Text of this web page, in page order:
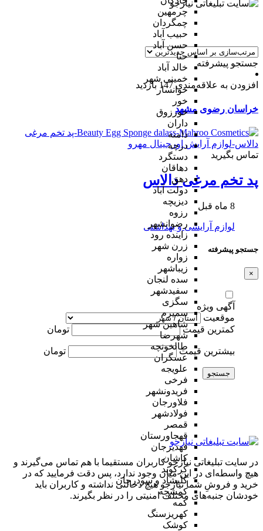
چرمهین
چمگردان
حبیب آباد
حسن آباد
حنا
خالد آباد
خمینی شهر
خوانسار
خور
خورزوق
داران
دامنه
درچه
دستگرد
دهاقان
دهق
دولت آباد
دیزیچه
رزوه
رضوانشهر
زاینده رود
زرن شهر
زواره
زیباشهر
سده لنجان
سفیدشهر
سگزی
سمیرم
شاهین شهر
شهرضا
طالخونچه
عسگران
علویجه
فرخی
فریدونشهر
فلاورجان
فولادشهر
قمصر
قهجاورستان
قهدیرجان
کاشان
کرکوند
کلیشاد و سودرجان
کمشچه
کمه
کهریزسنگ
کوشک
جستجو پیشرفته
افزودن به علاقه‌مندی 147 بازدید
خراسان رضوی مشهد
تماس بگیرید
پد تخم مرغی دالاس
8 ماه قبل
لوازم آرایشی و بهداشتی
جستجو پیشرفته
×
آگهی ویژه
موقعیت
کمترین قیمت
تومان
بیشترین قیمت تومان
جستجو
در سایت تبلیغاتی نیازجو کاربران مستقیما با هم تماس می‌گیرند و
هیچ واسطه‌ای در این میان وجود ندارد، پس دقت فرمایید که در
خرید و فروشِ شما نیازجو هیچ دخالتی نداشته و کاربران باید
خودشان جنبه‌های مختلف امنیتی را در نظر بگیرند.